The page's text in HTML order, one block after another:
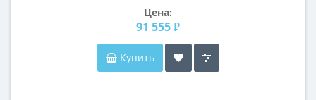
Цена:
91 555 ₽
Купить